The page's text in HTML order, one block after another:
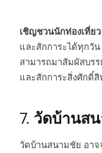
เชิญชวนนักท่องเที่ยว
และสักการะได้ทุกวัน
สามารถมาสัมผัสบร
และสักการะสิ่งศักดิ์
7. วัดบ้านส
วัดบ้านสนามชัย อาจ